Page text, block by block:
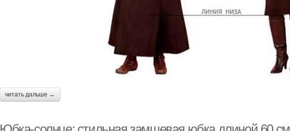
читать дальше →